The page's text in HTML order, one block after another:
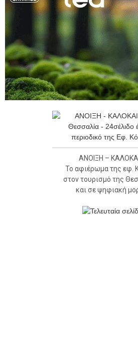
ΑΝΟΙΞΗ –
Το αφιέρωμα της εφ.
στον τουρισμό της
και σε ψηφιακή